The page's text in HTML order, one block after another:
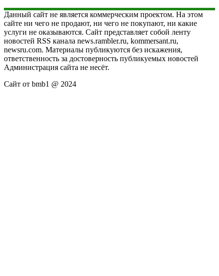
Данный сайт не является коммерческим проектом. На этом
сайте ни чего не продают, ни чего не покупают, ни какие
услуги не оказываются. Сайт представляет собой ленту
новостей RSS канала news.rambler.ru, kommersant.ru,
newsru.com. Материалы публикуются без искажения,
ответственность за достоверность публикуемых новостей
Администрация сайта не несёт.
Сайт от bmb1 @ 2024